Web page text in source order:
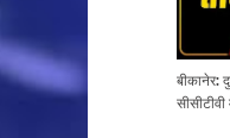
बीकानेर: